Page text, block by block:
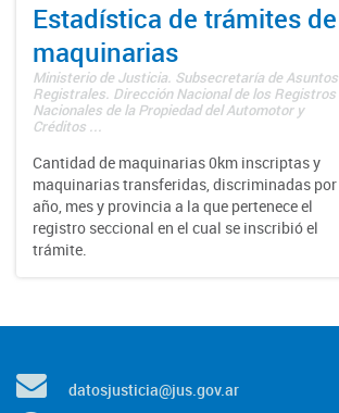
Estadística de trámites de
maquinarias
Ministerio de Justicia. Subsecretaría de Asuntos
Registrales. Dirección Nacional de los Registros
Nacionales de la Propiedad del Automotor y
Créditos ...
Cantidad de maquinarias 0km inscriptas y
maquinarias transferidas, discriminadas por
año, mes y provincia a la que pertenece el
registro seccional en el cual se inscribió el
trámite.
datosjusticia@jus.gov.ar